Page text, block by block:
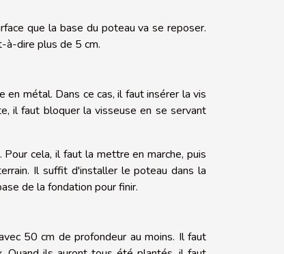
que la base du poteau va se reposer.
à-dire plus de 5 cm.
métal. Dans ce cas, il faut insérer la vis
il faut bloquer la visseuse en se servant
cela, il faut la mettre en marche, puis
Il suffit d'installer le poteau dans la
de la fondation pour finir.
50 cm de profondeur au moins. Il faut